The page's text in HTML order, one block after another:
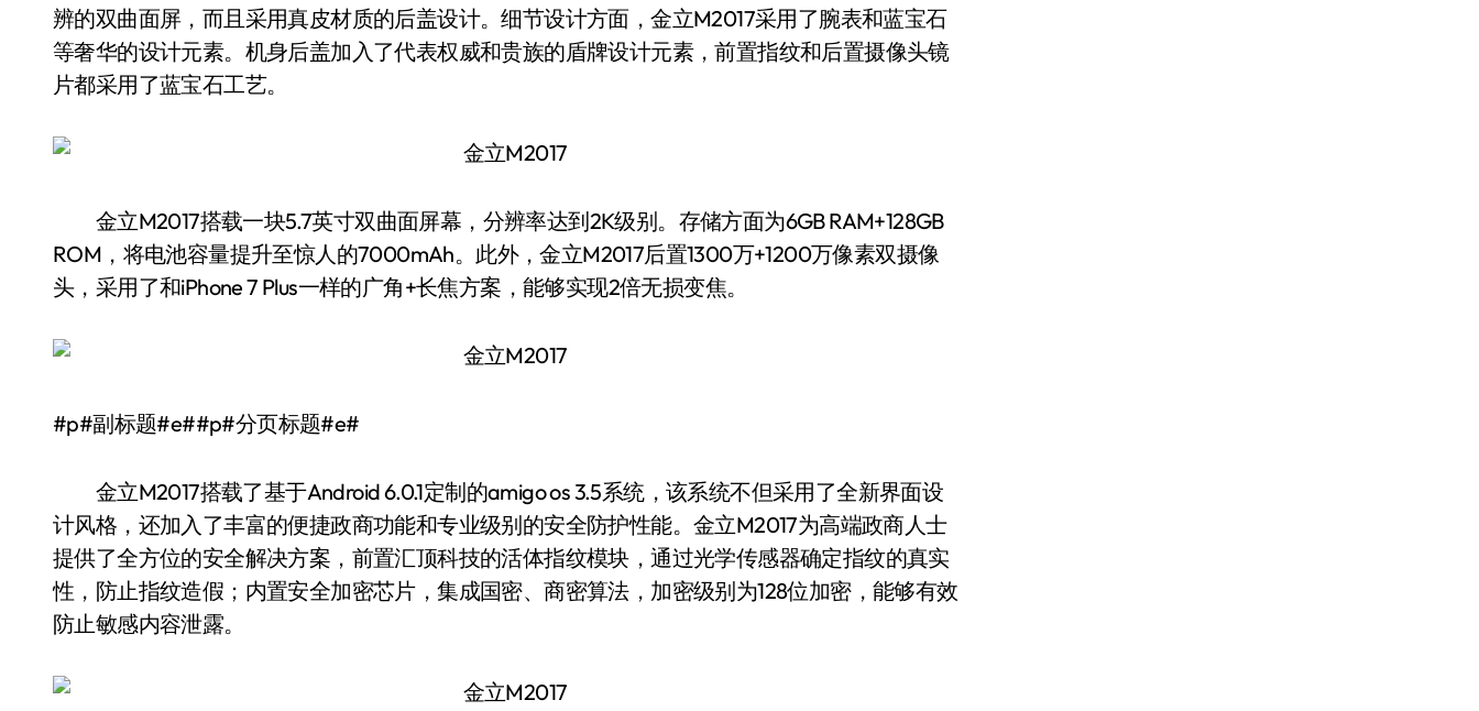
辨的双曲面屏，而且采用真皮材质的后盖设计。细节设计方面，金立M2017采用了腕表和蓝宝石
等奢华的设计元素。机身后盖加入了代表权威和贵族的盾牌设计元素，前置指纹和后置摄像头镜
片都采用了蓝宝石工艺。
金立M2017搭载一块5.7英寸双曲面屏幕，分辨率达到2K级别。存储方面为6GB RAM+128GB
ROM，将电池容量提升至惊人的7000mAh。此外，金立M2017后置1300万+1200万像素双摄像
头，采用了和iPhone 7 Plus一样的广角+长焦方案，能够实现2倍无损变焦。
#p#副标题#e##p#分页标题#e#
金立M2017搭载了基于Android 6.0.1定制的amigo os 3.5系统，该系统不但采用了全新界面设
计风格，还加入了丰富的便捷政商功能和专业级别的安全防护性能。金立M2017为高端政商人士
提供了全方位的安全解决方案，前置汇顶科技的活体指纹模块，通过光学传感器确定指纹的真实
性，防止指纹造假；内置安全加密芯片，集成国密、商密算法，加密级别为128位加密，能够有效
防止敏感内容泄露。